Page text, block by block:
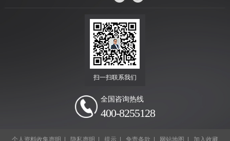
扫一扫联系我们
全国咨询热线
400-8255128